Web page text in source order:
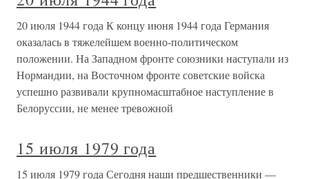
20 июля 1944 года К концу июня 1944 года Германия
оказалась в тяжелейшем военно-политическом
положении. На Западном фронте союзники наступали из
Нормандии, на Восточном фронте советские войска
успешно развивали крупномасштабное наступление в
Белоруссии, не менее тревожной
15 июля 1979 года
15 июля 1979 года Сегодня наши предшественники —